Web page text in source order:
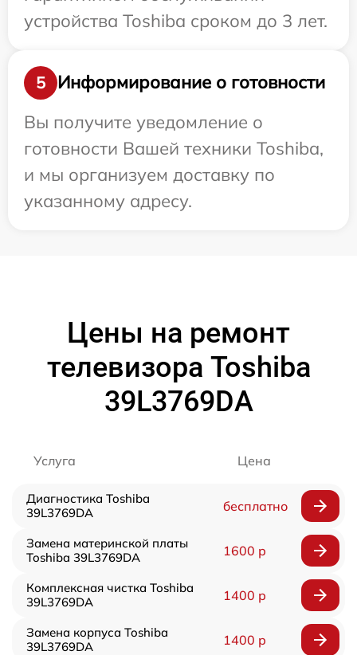
устройства Toshiba сроком до 3 лет.
5
Информирование о готовности
Вы получите уведомление о
готовности Вашей техники Toshiba,
и мы организуем доставку по
указанному адресу.
Цены на ремонт
телевизора Toshiba
39L3769DA
Услуга Цена
Диагностика Toshiba
39L3769DA
бесплатно
Замена материнской платы
Toshiba 39L3769DA
1600 р
Комплексная чистка Toshiba
39L3769DA
1400 р
Замена корпуса Toshiba
39L3769DA
1400 р